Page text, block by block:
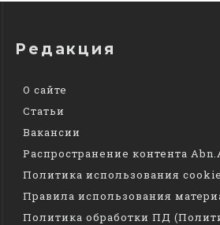
Редакция
О сайте
Статьи
Вакансии
Распространение контента
Политика использования
Правила использования
Политика обработки ПД